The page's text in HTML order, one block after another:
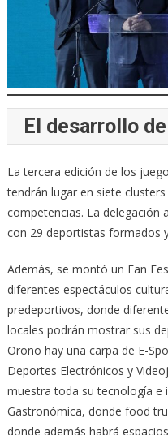
El desarrollo
La tercera edición de los
tendrán lugar en siete
competencias. La delegación
con 29 deportistas formados
Además, se montó un Fan
diferentes espectáculos
predeportivos, donde
locales podrán mostrar sus
Oroño hay una carpa de E-
Deportes Electrónicos y
muestra toda su tecnología e
Gastronómica, donde food
donde además habrá